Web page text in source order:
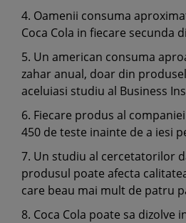
4. Oamenii consuma
Coca Cola in fiecare secunda
5. Un american consuma
zahar anual, doar din
aceluiasi studiu al Business
6. Fiecare produs al
450 de teste inainte de a iesi
7. Un studiu al cercetatorilor
produsul poate afecta
care beau mai mult de patru
8. Coca Cola poate sa dizolve